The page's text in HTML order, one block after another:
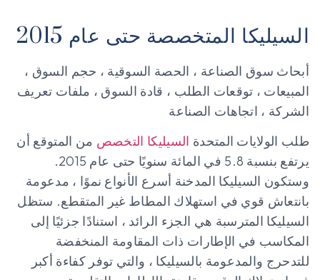
السيليكا المتخصصة حتى عام 2015
أبحاث سوق الصناعة ، الحصة السوقية ، حجم السوق ،
المبيعات ، توقعات الطلب ، قادة السوق ، ملفات تعريف
الشركة ، اتجاهات الصناعة
طلب الولايات المتحدة السيليكا التخصص من المتوقع أن
يرتفع بنسبة 5.8 في المائة سنويًا حتى عام 2015.
وستكون السيليكا المدخنة أسرع الأنواع نموًا ، مدعومة
بانتعاش قوي في استهلاك المطاط غير المتقطع. ستظل
السيليكا المترسبة هي الجزء الرائد ، استنادًا جزئيًا إلى
المكاسب في الإطارات ذات المقاومة المنخفضة
للتدحرج والمدعومة بالسيليكا ، والتي توفر كفاءة أكبر